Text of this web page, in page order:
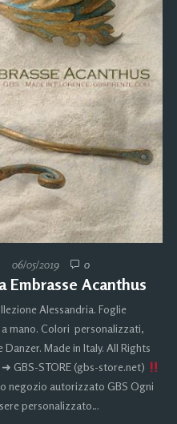
06/05/2019 0
Embrasse Acanthus
Alessandria. Foglie
mano. Colori personalizzati,
Made in Italy. All Rights
GBS-STORE (gbs-store.net)
negozio autorizzato GBS Ogni
personalizzato…